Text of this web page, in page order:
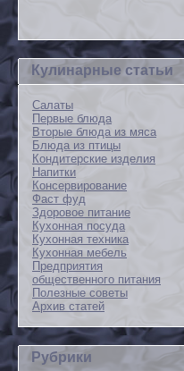
Кулинарные статьи
Салаты
Первые блюда
Вторые блюда из мяса
Блюда из птицы
Кондитерские изделия
Напитки
Консервирование
Фаст фуд
Здоровое питание
Кухонная посуда
Кухонная техника
Кухонная мебель
Предприятия
общественного питания
Полезные советы
Архив статей
Рубрики